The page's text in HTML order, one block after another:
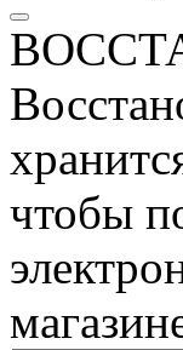
чтобы